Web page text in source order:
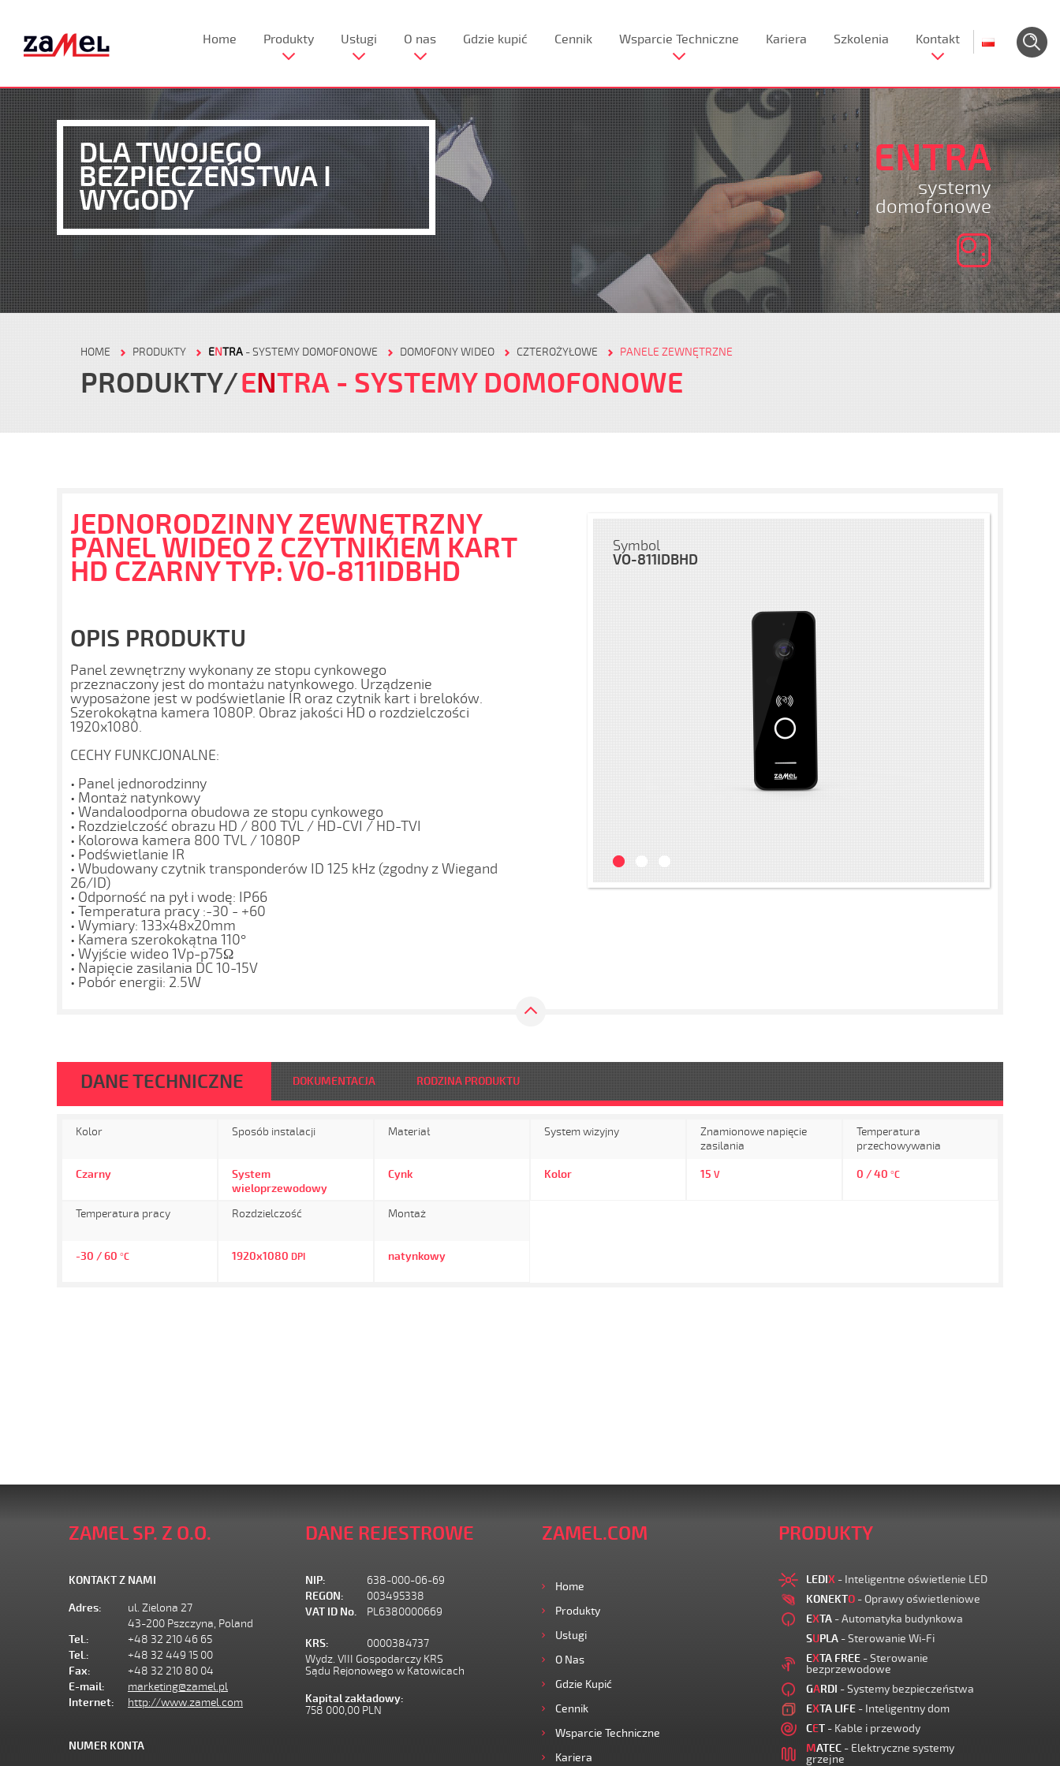
Home Produkty Usługi O nas Gdzie kupić Cennik Wsparcie Techniczne Kariera Szkolenia Kontakt
DLA TWOJEGO
BEZPIECZEŃSTWA I
WYGODY
ENTRA
systemy
domofonowe
HOME PRODUKTY ENTRA - SYSTEMY DOMOFONOWE DOMOFONY WIDEO CZTEROŻYŁOWE PANELE ZEWNĘTRZNE
PRODUKTY ENTRA - SYSTEMY DOMOFONOWE
JEDNORODZINNY ZEWNĘTRZNY
PANEL WIDEO Z CZYTNIKIEM KART
HD CZARNY TYP: VO-811IDBHD
OPIS PRODUKTU
Panel zewnętrzny wykonany ze stopu cynkowego
przeznaczony jest do montażu natynkowego. Urządzenie
wyposażone jest w podświetlanie IR oraz czytnik kart i breloków.
Szerokokątna kamera 1080P. Obraz jakości HD o rozdzielczości
1920x1080.
CECHY FUNKCJONALNE:
• Panel jednorodzinny
• Montaż natynkowy
• Wandaloodporna obudowa ze stopu cynkowego
• Rozdzielczość obrazu HD / 800 TVL / HD-CVI / HD-TVI
• Kolorowa kamera 800 TVL / 1080P
• Podświetlanie IR
• Wbudowany czytnik transponderów ID 125 kHz (zgodny z Wiegand
26/ID)
• Odporność na pył i wodę: IP66
• Temperatura pracy :-30 - +60
• Wymiary: 133x48x20mm
• Kamera szerokokątna 110°
• Wyjście wideo 1Vp-p75Ω
• Napięcie zasilania DC 10-15V
• Pobór energii: 2.5W
Symbol
VO-811IDBHD
DANE TECHNICZNE DOKUMENTACJA RODZINA PRODUKTU
Kolor
Czarny
Sposób instalacji
System
wieloprzewodowy
Materiał
Cynk
System wizyjny
Kolor
Znamionowe napięcie
zasilania
15 V
Temperatura
przechowywania
0 / 40 °C
Temperatura pracy
-30 / 60 °C
Rozdzielczość
1920x1080 DPI
Montaż
natynkowy
ZAMEL SP. Z O.O.
KONTAKT Z NAMI
Adres:
ul. Zielona 27
43-200 Pszczyna, Poland
Tel.:
+48 32 210 46 65
Tel.:
+48 32 449 15 00
Fax:
+48 32 210 80 04
E-mail:
marketing@zamel.pl
Internet:
http://www.zamel.com
NUMER KONTA
DANE REJESTROWE
NIP:
638-000-06-69
REGON:
003495338
VAT ID No.
PL6380000669
KRS:
0000384737
Wydz. VIII Gospodarczy KRS
Sądu Rejonowego w Katowicach
Kapital zakładowy:
758 000,00 PLN
ZAMEL.COM
Home
Produkty
Usługi
O Nas
Gdzie Kupić
Cennik
Wsparcie Techniczne
Kariera
PRODUKTY
LEDIX - Inteligentne oświetlenie LED
KONEKTO - Oprawy oświetleniowe
EXTA - Automatyka budynkowa
SUPLA - Sterowanie Wi-Fi
EXTA FREE - Sterowanie
bezprzewodowe
GARDI - Systemy bezpieczeństwa
EXTA LIFE - Inteligentny dom
CET - Kable i przewody
MATEC - Elektryczne systemy
grzejne